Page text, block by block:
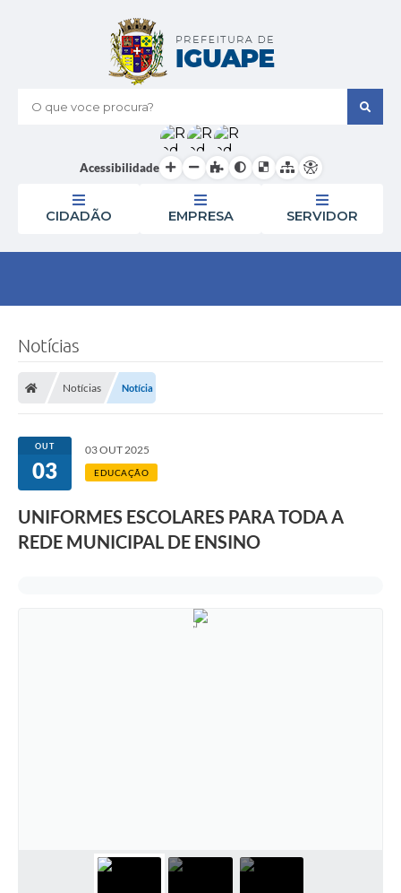
O que voce procura?
Acessibilidade
CIDADÃO EMPRESA SERVIDOR
Notícias
Notícias Notícia
OUT
03
03 OUT 2025
EDUCAÇÃO
UNIFORMES ESCOLARES PARA TODA A
REDE MUNICIPAL DE ENSINO